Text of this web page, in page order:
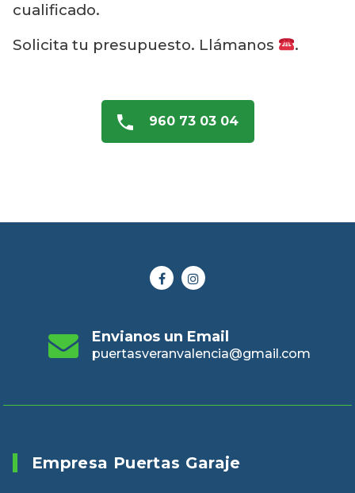
cualificado.
Solicita tu presupuesto. Llámanos
.
960 73 03 04
Envianos un Email
puertasveranvalencia@gmail.com
Empresa Puertas Garaje